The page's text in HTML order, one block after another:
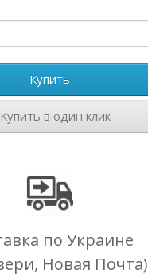
Купить
Купить в один клик
по Украине
Новая Почта)